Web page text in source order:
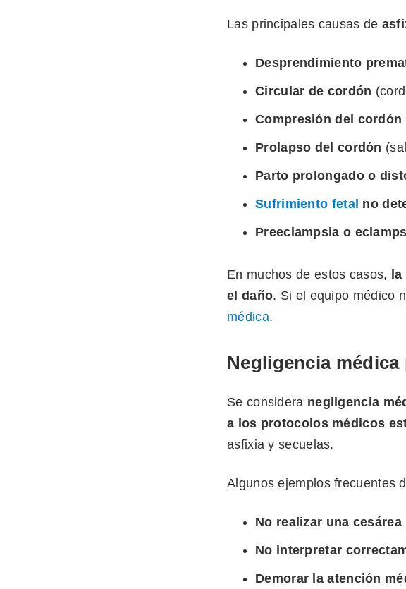
Las principales causas de
Desprendimiento
Circular de cordón
Compresión del
Prolapso del cordón
Parto prolongado o
Sufrimiento fetal no
Preeclampsia o
En muchos de estos casos, la
el daño. Si el equipo médico
médica.
Negligencia
Se considera negligencia
a los protocolos médicos
asfixia y secuelas.
Algunos ejemplos frecuentes
No realizar una cesárea
No interpretar
Demorar la atención